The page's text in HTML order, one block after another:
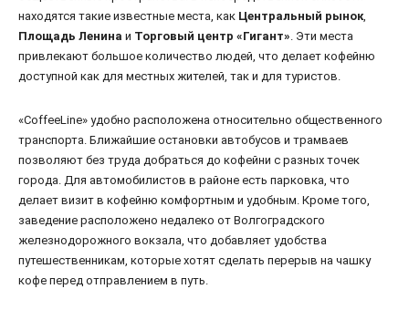
находятся такие известные места, как Центральный рынок,
Площадь Ленина и Торговый центр «Гигант». Эти места
привлекают большое количество людей, что делает кофейню
доступной как для местных жителей, так и для туристов.
«CoffeeLine» удобно расположена относительно общественного
транспорта. Ближайшие остановки автобусов и трамваев
позволяют без труда добраться до кофейни с разных точек
города. Для автомобилистов в районе есть парковка, что
делает визит в кофейню комфортным и удобным. Кроме того,
заведение расположено недалеко от Волгоградского
железнодорожного вокзала, что добавляет удобства
путешественникам, которые хотят сделать перерыв на чашку
кофе перед отправлением в путь.